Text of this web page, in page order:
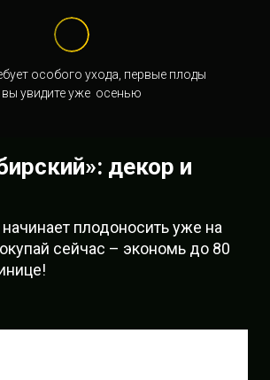
особого ухода, первые плоды
вы увидите уже осенью
декор и
плодоносить уже на
сейчас – экономь до 80